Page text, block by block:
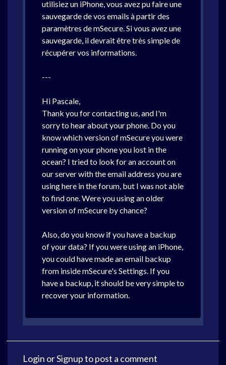
utilisiez un iPhone, vous avez pu faire une
sauvegarde de vos emails à partir des
paramètres de mSecure. Si vous avez une
sauvegarde, il devrait être très simple de
récupérer vos informations.
---
Hi Pascale,
Thank you for contacting us, and I'm
sorry to hear about your phone. Do you
know which version of mSecure you were
running on your phone you lost in the
ocean? I tried to look for an account on
our server with the email address you are
using here in the forum, but I was not able
to find one. Were you using an older
version of mSecure by chance?
Also, do you know if you have a backup
of your data? If you were using an iPhone,
you could have made an email backup
from inside mSecure's Settings. If you
have a backup, it should be very simple to
recover your information.
Login orSignupto post a comment